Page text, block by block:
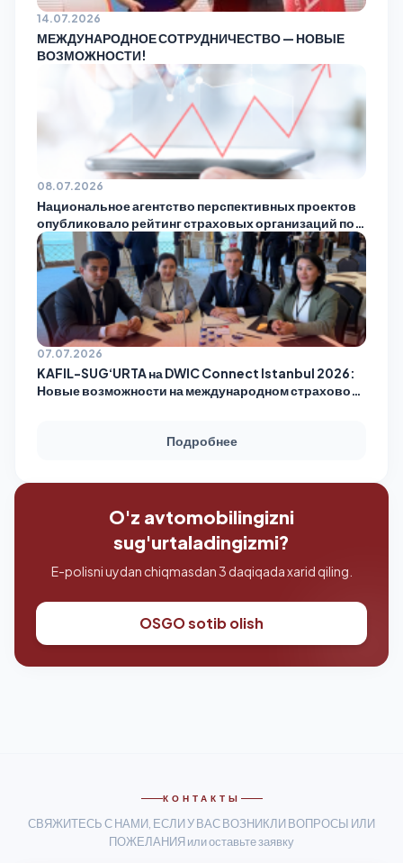
14.07.2026
МЕЖДУНАРОДНОЕ СОТРУДНИЧЕСТВО — НОВЫЕ
ВОЗМОЖНОСТИ!
08.07.2026
Национальное агентство перспективных проектов
опубликовало рейтинг страховых организаций по
итогам мая!
07.07.2026
KAFIL-SUG‘URTA на DWIC Connect Istanbul 2026:
Новые возможности на международном страховом
Подробнее
O'z avtomobilingizni
sug'urtaladingizmi?
E-polisni uydan chiqmasdan 3 daqiqada xarid qiling.
OSGO sotib olish
КОНТАКТЫ
СВЯЖИТЕСЬ С НАМИ, ЕСЛИ У ВАС ВОЗНИКЛИ ВОПРОСЫ ИЛИ
ПОЖЕЛАНИЯ или оставьте заявку